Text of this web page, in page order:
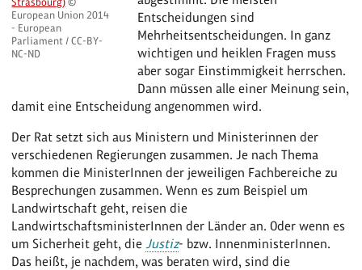
European Union 2014
- European
Parliament / CC-BY-
NC-ND
Entscheidungen sind
Mehrheitsentscheidungen. In ganz
wichtigen und heiklen Fragen muss
aber sogar Einstimmigkeit herrschen.
Dann müssen alle einer Meinung sein,
damit eine Entscheidung angenommen wird.
Der Rat setzt sich aus Ministern und Ministerinnen der
verschiedenen Regierungen zusammen. Je nach Thema
kommen die MinisterInnen der jeweiligen Fachbereiche zu
Besprechungen zusammen. Wenn es zum Beispiel um
Landwirtschaft geht, reisen die
LandwirtschaftsministerInnen der Länder an. Oder wenn es
um Sicherheit geht, die Justiz- bzw. InnenministerInnen.
Das heißt, je nachdem, was beraten wird, sind die